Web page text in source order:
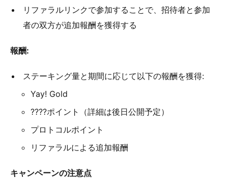
リファラルリンクで参加することで、招待者と参加
者の双方が追加報酬を獲得する
報酬:
ステーキング量と期間に応じて以下の報酬を獲得:
Yay! Gold
????ポイント（詳細は後日公開予定）
プロトコルポイント
リファラルによる追加報酬
キャンペーンの注意点